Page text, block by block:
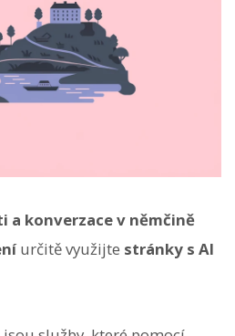
konverzace v němčině
určitě využijte stránky s AI